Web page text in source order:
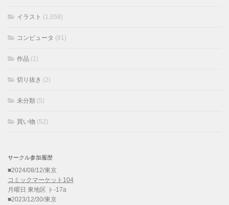
イラスト (1,058)
コンピュータ (81)
作品 (1)
切り抜き (2)
未分類 (5)
買い物 (52)
サークル参加履歴
■2024/08/12/東京
コミックマーケット104
月曜日 東地区 ト-17a
■2023/12/30/東京